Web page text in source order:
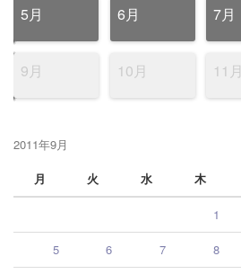
5月 6月 7月
9月 10月 11月
2011年9月
月
火 水 木
1
5 6 7 8